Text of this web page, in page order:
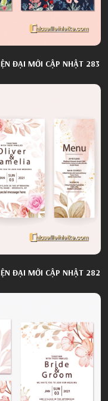
ĐẠI MỚI CẬP NHẬT 283
ĐẠI MỚI CẬP NHẬT 282